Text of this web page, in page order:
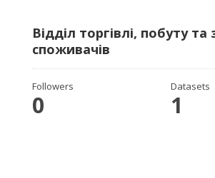
Відділ торгівлі, побуту та
споживачів
Followers
0
Datasets
1